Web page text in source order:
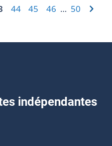
44 45 46 … 50
indépendantes